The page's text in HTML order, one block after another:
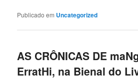
Publicado em Uncategorized
AS CRÔNICAS DE
ErratHi, na Bienal do